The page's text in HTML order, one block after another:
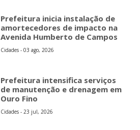
Prefeitura inicia instalação de
amortecedores de impacto na
Avenida Humberto de Campos
Cidades - 03 ago, 2026
Prefeitura intensifica serviços
de manutenção e drenagem em
Ouro Fino
Cidades - 23 jul, 2026